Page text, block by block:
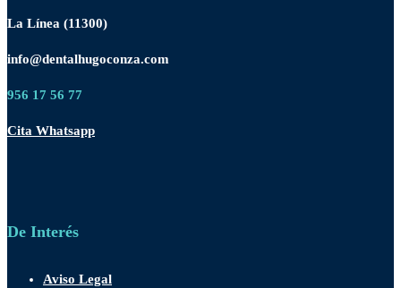
La Línea (11300)
info@dentalhugoconza.com
956 17 56 77
Cita Whatsapp
De Interés
Aviso Legal